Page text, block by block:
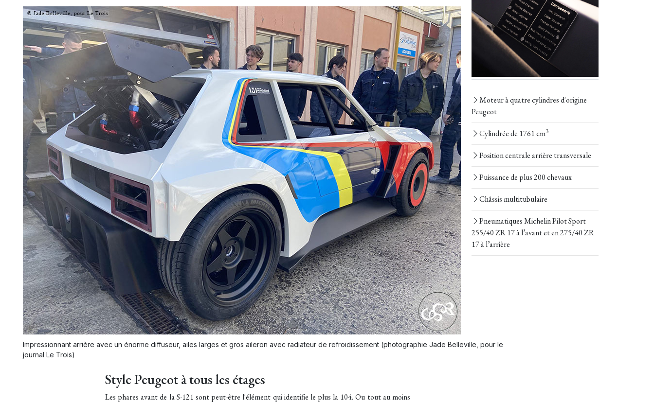
Impressionnant arrière avec un énorme diffuseur, ailes larges et gros aileron avec radiateur de refroidissement (photographie Jade Belleville, pour le
journal Le Trois)
Style Peugeot à tous les étages
Les phares avant de la S-121 sont peut-être l'élément qui identifie le plus la 104. Ou tout au moins
Moteur à quatre cylindres d'origine
Peugeot
Cylindrée de 1761 cm3
Position centrale arrière transversale
Puissance de plus 200 chevaux
Châssis multitubulaire
Pneumatiques Michelin Pilot Sport
255/40 ZR 17 à l’avant et en 275/40 ZR
17 à l’arrière